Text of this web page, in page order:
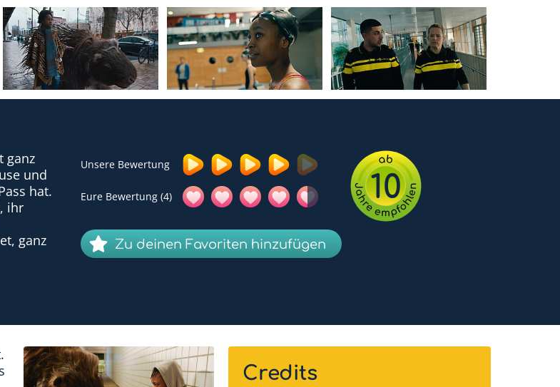
ganz
und
hat.
ihr
ganz
Unsere Bewertung
Eure Bewertung (4) 10
Zu deinen Favoriten hinzufügen
Credits